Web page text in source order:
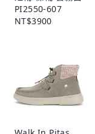
PI2550-607
NT$3900